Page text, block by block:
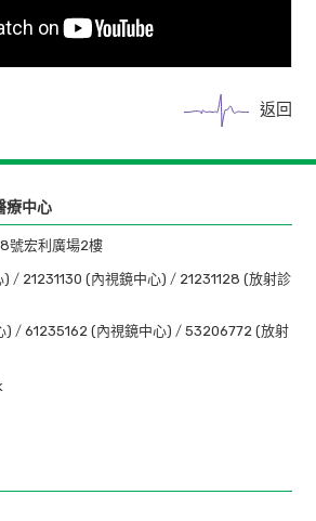
返回
療中心
號宏利廣場2樓
) / 21231130 (內視鏡中心) / 21231128 (放射診
) / 61235162 (內視鏡中心) / 53206772 (放射